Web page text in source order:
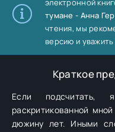
электронной
тумане - Анна
чтения, мы
версию и
Краткое
Если
раскритикованной мной
дюжину лет. Иными